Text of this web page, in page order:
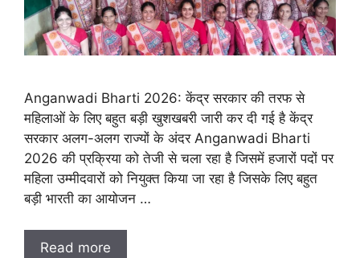
Anganwadi Bharti 2026: केंद्र सरकार की तरफ से
महिलाओं के लिए बहुत बड़ी खुशखबरी जारी कर दी गई है केंद्र
सरकार अलग-अलग राज्यों के अंदर Anganwadi Bharti
2026 की प्रक्रिया को तेजी से चला रहा है जिसमें हजारों पदों पर
महिला उम्मीदवारों को नियुक्त किया जा रहा है जिसके लिए बहुत
बड़ी भारती का आयोजन …
Read more